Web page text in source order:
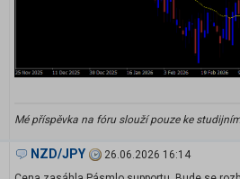
Mé příspěvka na fóru slouží pouze ke
NZD/JPY
26.06.2026 16:14